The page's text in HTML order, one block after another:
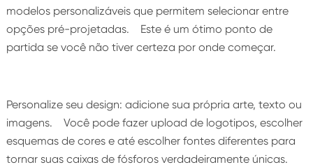
modelos personalizáveis que permitem selecionar entre
opções pré-projetadas. Este é um ótimo ponto de
partida se você não tiver certeza por onde começar.
Personalize seu design: adicione sua própria arte, texto ou
imagens. Você pode fazer upload de logotipos, escolher
esquemas de cores e até escolher fontes diferentes para
tornar suas caixas de fósforos verdadeiramente únicas.